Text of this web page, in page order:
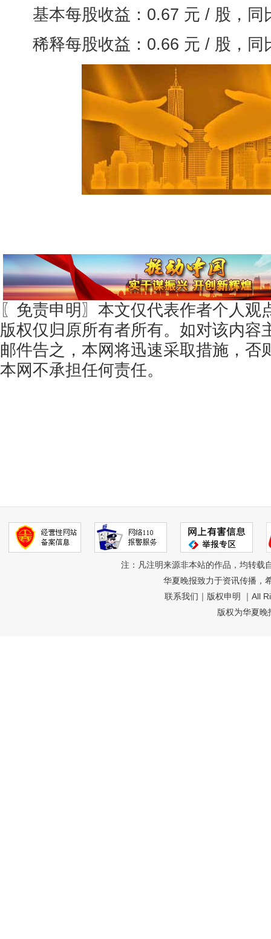
基本每股收益：0.67 元 / 股，同
稀释每股收益：0.66 元 / 股，同
〖免责申明〗本文仅代表作者个人观
版权仅归原所有者所有。如对该内容
邮件告之，本网将迅速采取措施，否
本网不承担任何责任。
注：凡注明来源非本站的作品，均转载
华夏晚报致力于资讯传播，
联系我们 ｜ 版权申明 ｜All
版权为华夏